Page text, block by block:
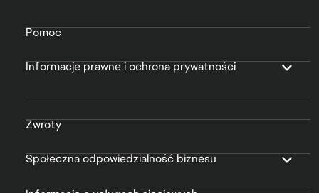
Pomoc
Informacje prawne i ochrona prywatności
Zwroty
Społeczna odpowiedzialność biznesu